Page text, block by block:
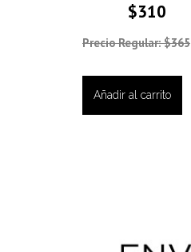
$310
Precio Regular: $365
Añadir al carrito